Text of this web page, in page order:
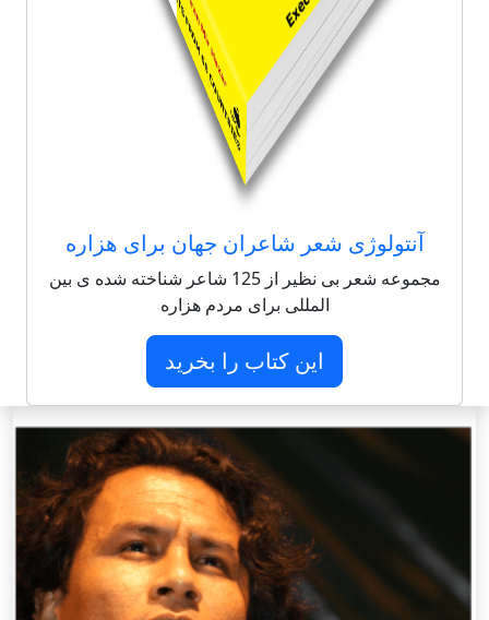
آنتولوژی شعر شاعران جهان برای هزاره
مجموعه شعر بی نظیر از 125 شاعر شناخته شده ی بین
المللی برای مردم هزاره
این کتاب را بخرید